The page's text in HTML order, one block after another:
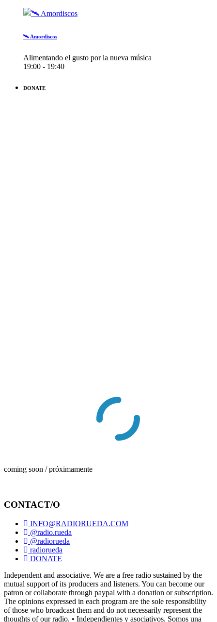
🛰️ Amordiscos
Alimentando el gusto por la nueva música
19:00 - 19:40
DONATE
coming soon / próximamente
CONTACT/O
INFO@RADIORUEDA.COM
@radio.rueda
@radiorueda
radiorueda
DONATE
Independent and associative. We are a free radio sustained by the
mutual support of its producers and listeners. You can become our
patron or collaborate through paypal with a donation or subscription.
The opinions expressed in each program are the sole responsibility
of those who broadcast them and do not necessarily represent the
thoughts of our radio. • Independientes y asociativos. Somos una